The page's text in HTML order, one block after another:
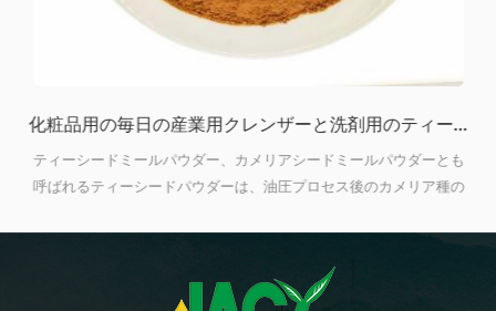
化粧品用の毎日の産業用クレンザーと洗剤用のティーシードミールパウダー
ティーシードミールパウダー、カメリアシードミールパウダーとも
呼ばれるティーシードパウダーは、油圧プロセス後のカメリア種の
れています。メカニック機器とハードウェアフィッティング、家庭
用洗剤クレンザー、環境に優しい農薬、水産養殖、有機肥料などの
清掃と研磨